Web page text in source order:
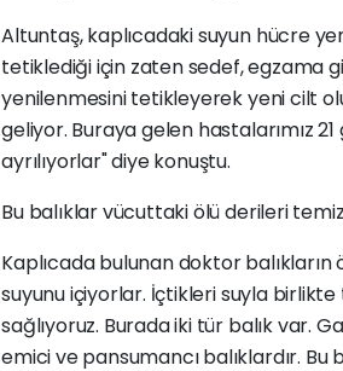
Altuntaş, kaplıcadaki suyun hücre
tetiklediği için zaten sedef, egzama
yenilenmesini tetikleyerek yeni cilt
geliyor. Buraya gelen hastalarımız
ayrılıyorlar" diye konuştu.
Bu balıklar vücuttaki ölü derileri
Kaplıcada bulunan doktor
suyunu içiyorlar. İçtikleri suyla
sağlıyoruz. Burada iki tür balık var.
emici ve pansumancı balıklardır.